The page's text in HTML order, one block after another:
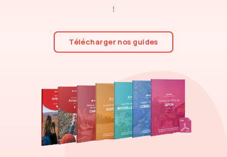
!
Télécharger nos guides